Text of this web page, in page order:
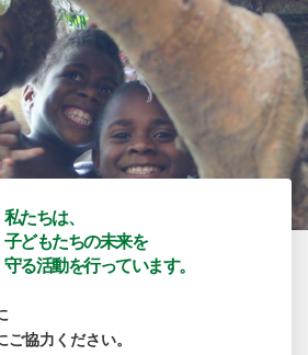
私たちは、
子どもたちの未来を
守る活動を行っています。
協力ください。